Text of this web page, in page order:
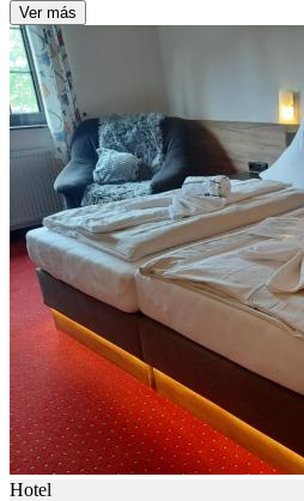
Ver más
Hotel